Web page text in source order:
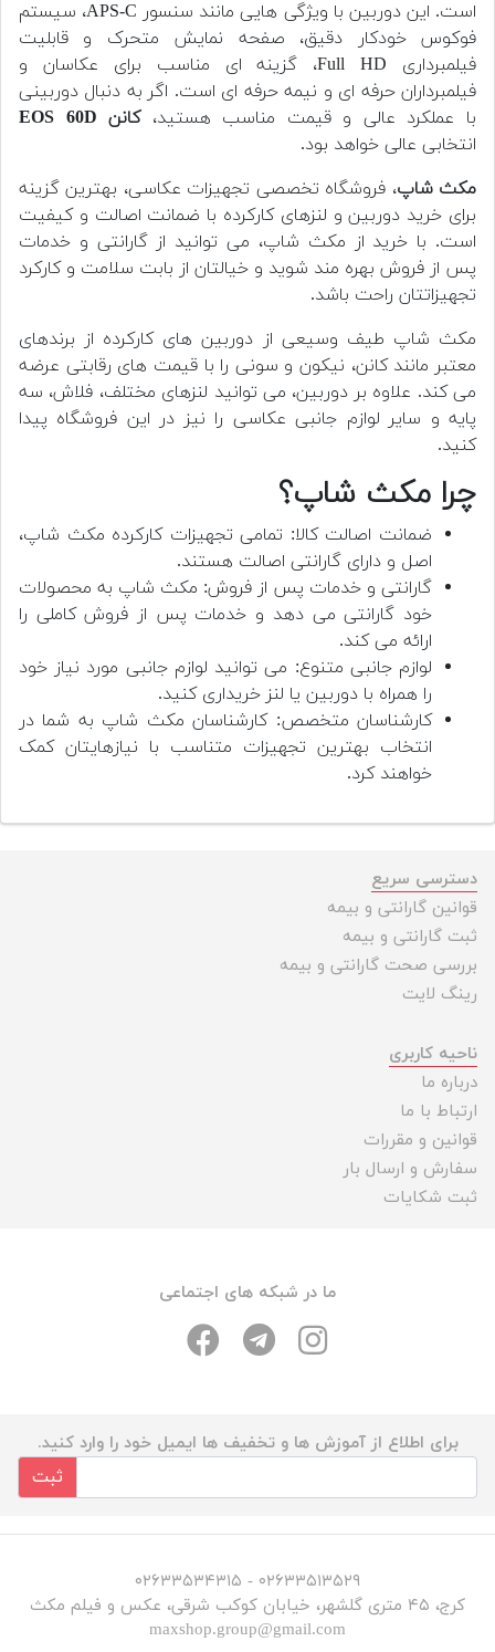
است. این دوربین با ویژگی هایی مانند سنسور APS-C، سیستم
فوکوس خودکار دقیق، صفحه نمایش متحرک و قابلیت
فیلمبرداری Full HD، گزینه ای مناسب برای عکاسان و
فیلمبرداران حرفه ای و نیمه حرفه ای است. اگر به دنبال دوربینی
با عملکرد عالی و قیمت مناسب هستید،کانن EOS 60D
انتخابی عالی خواهد بود.
مکث شاپ، فروشگاه تخصصی تجهیزات عکاسی، بهترین گزینه
برای خرید دوربین و لنزهای کارکرده با ضمانت اصالت و کیفیت
است. با خرید از مکث شاپ، می توانید از گارانتی و خدمات
پس از فروش بهره مند شوید و خیالتان از بابت سلامت و کارکرد
تجهیزاتتان راحت باشد.
مکث شاپ طیف وسیعی از دوربین های کارکرده از برندهای
معتبر مانند کانن، نیکون و سونی را با قیمت های رقابتی عرضه
می کند. علاوه بر دوربین، می توانید لنزهای مختلف، فلاش، سه
پایه و سایر لوازم جانبی عکاسی را نیز در این فروشگاه پیدا
کنید.
چرا مکث شاپ؟
ضمانت اصالت کالا: تمامی تجهیزات کارکرده مکث شاپ،
اصل و دارای گارانتی اصالت هستند.
گارانتی و خدمات پس از فروش: مکث شاپ به محصولات
خود گارانتی می دهد و خدمات پس از فروش کاملی را
ارائه می کند.
لوازم جانبی متنوع: می توانید لوازم جانبی مورد نیاز خود
را همراه با دوربین یا لنز خریداری کنید.
کارشناسان متخصص: کارشناسان مکث شاپ به شما در
انتخاب بهترین تجهیزات متناسب با نیازهایتان کمک
خواهند کرد.
دسترسی سریع
قوانین گارانتی و بیمه
ثبت گارانتی و بیمه
بررسی صحت گارانتی و بیمه
رینگ لایت
ناحیه کاربری
درباره ما
ارتباط با ما
قوانین و مقررات
سفارش و ارسال بار
ثبت شکایات
ما در شبکه های اجتماعی
برای اطلاع از آموزش ها و تخفیف ها ایمیل خود را وارد کنید.
ثبت
۰۲۶۳۳۵۱۳۵۲۹ - ۰۲۶۳۳۵۳۴۳۱۵
کرج، ۴۵ متری گلشهر، خیابان کوکب شرقی، عکس و فیلم مکث
maxshop.group@gmail.com